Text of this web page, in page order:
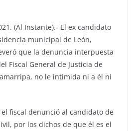
(Al Instante).- El ex candidato
municipal de León,
que la denuncia interpuesta
Fiscal General de Justicia de
no le intimida ni a él ni
fiscal denunció al candidato de
por los dichos de que él es el